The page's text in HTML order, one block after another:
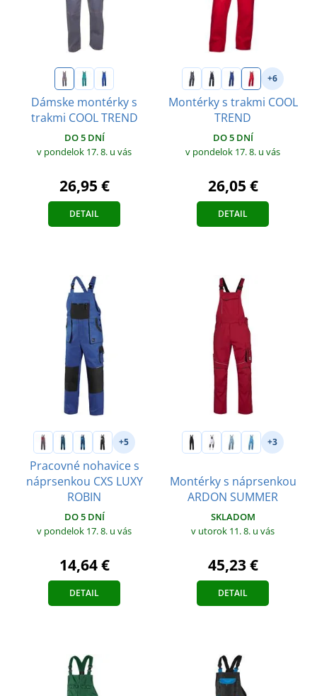
Dámske montérky s
trakmi COOL TREND
DO 5 DNÍ
v pondelok 17. 8. u vás
26,95 €
DETAIL
+6
Montérky s trakmi COOL
TREND
DO 5 DNÍ
v pondelok 17. 8. u vás
26,05 €
DETAIL
+5
Pracovné nohavice s
náprsenkou CXS LUXY
ROBIN
DO 5 DNÍ
v pondelok 17. 8. u vás
14,64 €
DETAIL
+3
Montérky s náprsenkou
ARDON SUMMER
SKLADOM
v utorok 11. 8. u vás
45,23 €
DETAIL